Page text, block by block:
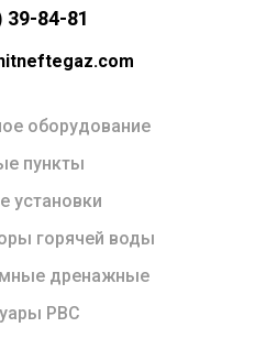
39-84-81
оборудование
пункты
установки
горячей воды
дренажные
РВС